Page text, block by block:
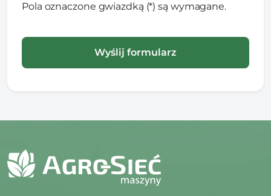
Pola oznaczone gwiazdką (*) są wymagane.